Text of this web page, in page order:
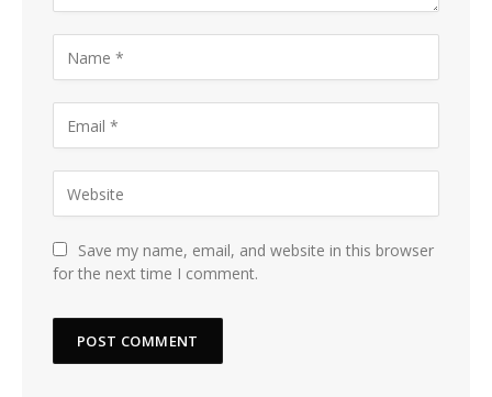
Save my name, email, and website in this browser
for the next time I comment.